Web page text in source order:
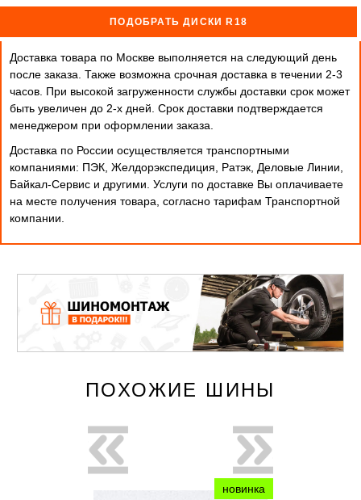
ПОДОБРАТЬ ДИСКИ R18
Доставка товара по Москве выполняется на следующий день
после заказа. Также возможна срочная доставка в течении 2-3
часов. При высокой загруженности службы доставки срок может
быть увеличен до 2-х дней. Cрок доставки подтверждается
менеджером при оформлении заказа.
Доставка по России осуществляется транспортными
компаниями: ПЭК, Желдорэкспедиция, Ратэк, Деловые Линии,
Байкал-Сервис и другими. Услуги по доставке Вы оплачиваете
на месте получения товара, согласно тарифам Транспортной
компании.
ПОХОЖИЕ ШИНЫ
новинка